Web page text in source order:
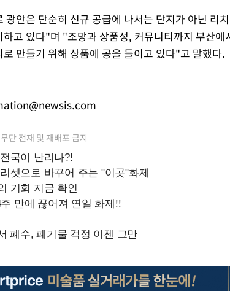
안은 단순히 신규 공급에 나서는 단지가 아닌 리
고 있다"며 "조망과 상품성, 커뮤니티까지 부산에
만들기 위해 상품에 공을 들이고 있다"고 말했다.
단 전재 및 재배포 금지